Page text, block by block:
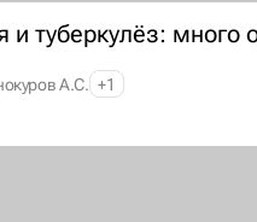
и туберкулёз: много
А.С. +1